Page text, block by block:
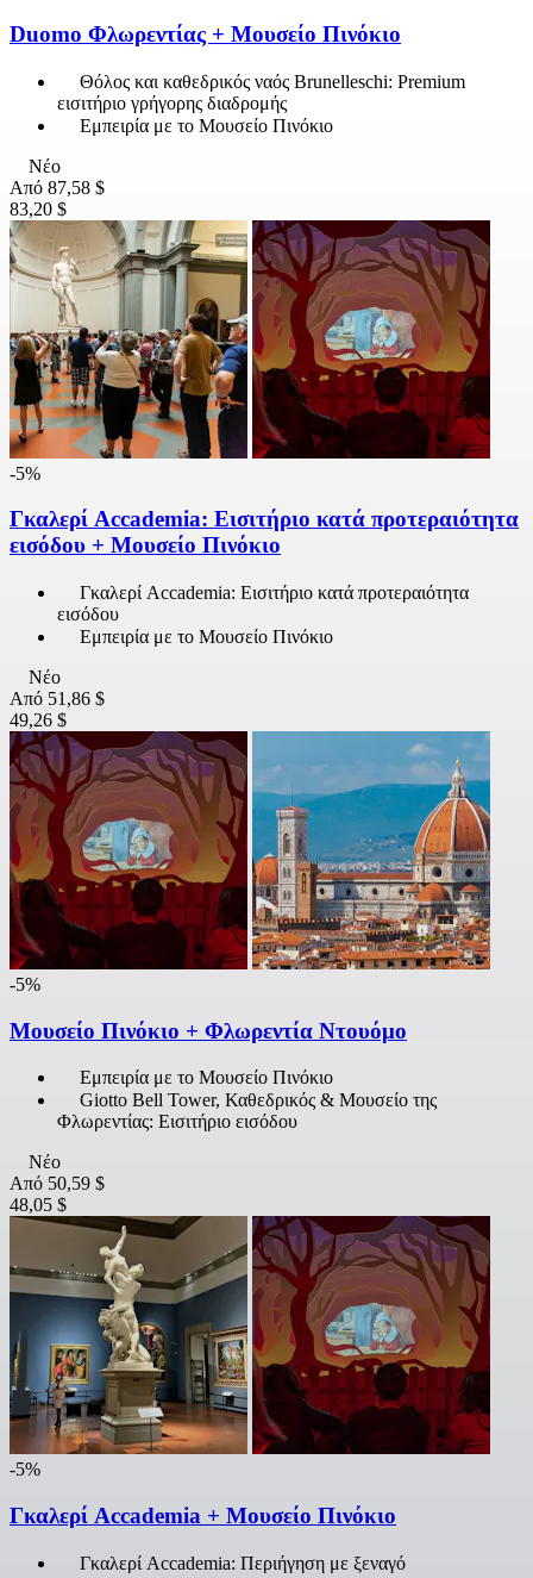
Duomo Φλωρεντίας + Μουσείο Πινόκιο
Θόλος και καθεδρικός ναός Brunelleschi: Premium
εισιτήριο γρήγορης διαδρομής
Εμπειρία με το Μουσείο Πινόκιο
Νέο
Από 87,58 $
83,20 $
-5%
Γκαλερί Accademia: Εισιτήριο κατά προτεραιότητα
εισόδου + Μουσείο Πινόκιο
Γκαλερί Accademia: Εισιτήριο κατά προτεραιότητα
εισόδου
Εμπειρία με το Μουσείο Πινόκιο
Νέο
Από 51,86 $
49,26 $
-5%
Μουσείο Πινόκιο + Φλωρεντία Ντουόμο
Εμπειρία με το Μουσείο Πινόκιο
Giotto Bell Tower, Καθεδρικός & Μουσείο της
Φλωρεντίας: Εισιτήριο εισόδου
Νέο
Από 50,59 $
48,05 $
-5%
Γκαλερί Accademia + Μουσείο Πινόκιο
Γκαλερί Accademia: Περιήγηση με ξεναγό